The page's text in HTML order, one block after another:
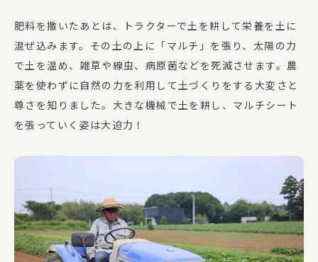
肥料を撒いたあとは、トラクターで土を耕して栄養を土に
混ぜ込みます。その土の上に「マルチ」を張り、太陽の力
で土を温め、雑草や線虫、病原菌などを死滅させます。農
薬を使わずに自然の力を利用して土づくりをする大変さと
尊さを知りました。大きな機械で土を耕し、マルチシート
を張っていく姿は大迫力！